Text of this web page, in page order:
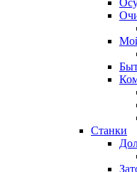
Станки